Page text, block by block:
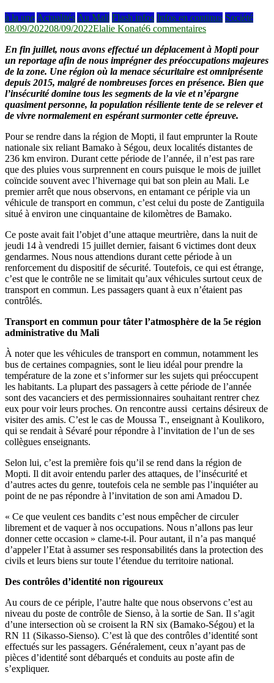
à la une Actualités Au Mali Flash infos Infos en continus Société
08/09/202208/09/2022Elalie Konaté6 commentairessur
:
une
région
marquée
(toujours)
par
une
de
diverses
menaces
sécuritaires
En fin juillet, nous avons effectué un déplacement à Mopti pour
un reportage afin de nous imprégner des préoccupations majeures
de la zone. Une région où la menace sécuritaire est omniprésente
depuis 2015, malgré de nombreuses forces en présence. Bien que
l’insécurité domine tous les segments de la vie et n’épargne
quasiment personne, la population résiliente tente de se relever et
de vivre normalement en espérant surmonter cette épreuve.
Pour se rendre dans la région de Mopti, il faut emprunter la Route
nationale six reliant Bamako à Ségou, deux localités distantes de
236 km environ. Durant cette période de l’année, il n’est pas rare
que des pluies vous surprennent en cours puisque le mois de juillet
coïncide souvent avec l’hivernage qui bat son plein au Mali. Le
premier arrêt que nous observons, en entamant ce périple via un
véhicule de transport en commun, c’est celui du poste de Zantiguila
situé à environ une cinquantaine de kilomètres de Bamako.
Ce poste avait fait l’objet d’une attaque meurtrière, dans la nuit de
jeudi 14 à vendredi 15 juillet dernier, faisant 6 victimes dont deux
gendarmes. Nous nous attendions durant cette période à un
renforcement du dispositif de sécurité. Toutefois, ce qui est étrange,
c’est que le contrôle ne se limitait qu’aux véhicules surtout ceux de
transport en commun. Les passagers quant à eux n’étaient pas
contrôlés.
Transport en commun pour tâter l’atmosphère de la 5e région
administrative du Mali
À noter que les véhicules de transport en commun, notamment les
bus de certaines compagnies, sont le lieu idéal pour prendre la
température de la zone et s’informer sur les sujets qui préoccupent
les habitants. La plupart des passagers à cette période de l’année
sont des vacanciers et des permissionnaires souhaitant rentrer chez
eux pour voir leurs proches. On rencontre aussi certains désireux de
visiter des amis. C’est le cas de Moussa T., enseignant à Koulikoro,
qui se rendait à Sévaré pour répondre à l’invitation de l’un de ses
collègues enseignants.
Selon lui, c’est la première fois qu’il se rend dans la région de
Mopti. Il dit avoir entendu parler des attaques, de l’insécurité et
d’autres actes du genre, toutefois cela ne semble pas l’inquiéter au
point de ne pas répondre à l’invitation de son ami Amadou D.
« Ce que veulent ces bandits c’est nous empêcher de circuler
librement et de vaquer à nos occupations. Nous n’allons pas leur
donner cette occasion » clame-t-il. Pour autant, il n’a pas manqué
d’appeler l’Etat à assumer ses responsabilités dans la protection des
civils et leurs biens sur toute l’étendue du territoire national.
Des contrôles d’identité non rigoureux
Au cours de ce périple, l’autre halte que nous observons c’est au
niveau du poste de contrôle de Sienso, à la sortie de San. Il s’agit
d’une intersection où se croisent la RN six (Bamako-Ségou) et la
RN 11 (Sikasso-Sienso). C’est là que des contrôles d’identité sont
effectués sur les passagers. Généralement, ceux n’ayant pas de
pièces d’identité sont débarqués et conduits au poste afin de
s’expliquer.